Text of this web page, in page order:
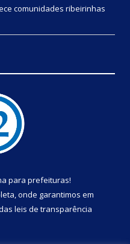
comunidades ribeirinhas
para prefeituras!
onde garantimos em
leis de transparência